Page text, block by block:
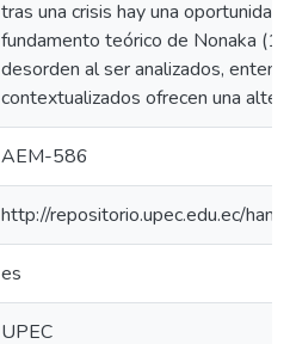
tras una crisis hay una
fundamento teórico de Nonaka
desorden al ser analizados,
contextualizados ofrecen una
AEM-586
http://repositorio.upec.edu.ec/
es
UPEC